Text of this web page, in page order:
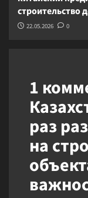
строительство
22.05.2026 0
1
раз
на